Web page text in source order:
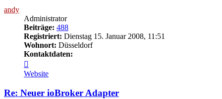
andy
Administrator
Beiträge: 488
Registriert: Dienstag 15. Januar 2008, 11:51
Wohnort: Düsseldorf
Kontaktdaten:
von
andy
Website
Re: Neuer ioBroker Adapter